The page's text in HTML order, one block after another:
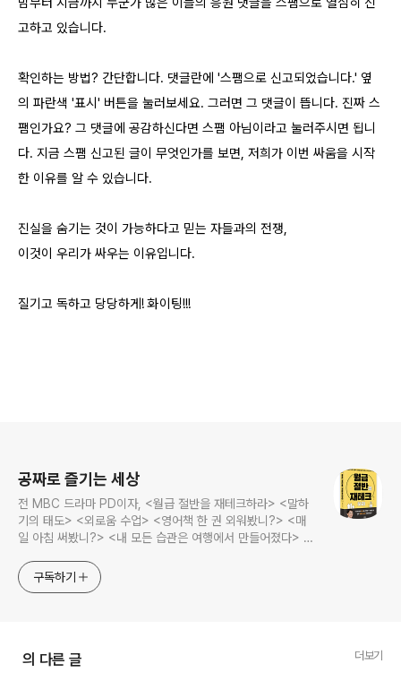
고하고 있습니다.
확인하는 방법? 간단합니다. 댓글란에 '스팸으로 신고되었습니다.' 옆
의 파란색 '표시' 버튼을 눌러보세요. 그러면 그 댓글이 뜹니다. 진짜 스
팸인가요? 그 댓글에 공감하신다면 스팸 아님이라고 눌러주시면 됩니
다. 지금 스팸 신고된 글이 무엇인가를 보면, 저희가 이번 싸움을 시작
한 이유를 알 수 있습니다.
진실을 숨기는 것이 가능하다고 믿는 자들과의 전쟁,
이것이 우리가 싸우는 이유입니다.
질기고 독하고 당당하게! 화이팅!!!
공짜로 즐기는 세상
전 MBC 드라마 PD이자, <월급 절반을 재테크하라> <말하
기의 태도> <외로움 수업> <영어책 한 권 외워봤니?> <매
일 아침 써봤니?> <내 모든 습관은 여행에서 만들어졌다> <
로그입니다.
구독하기
의 다른 글 더보기